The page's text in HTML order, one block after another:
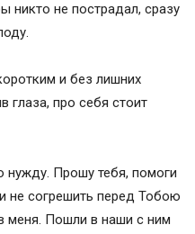
никто не пострадал, сразу
и без лишних
глаза, про себя стоит
Прошу тебя, помоги
не согрешить перед Тобою
меня. Пошли в наши с ним